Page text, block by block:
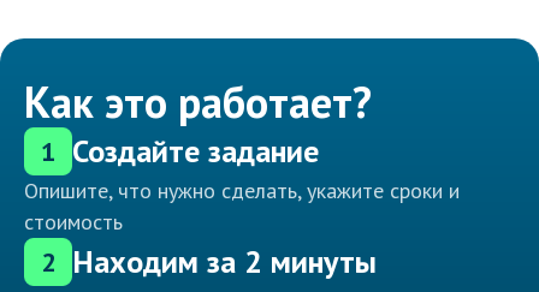
Как это работает?
1 Создайте задание
Опишите, что нужно сделать, укажите сроки и
стоимость
2 Находим за 2 минуты